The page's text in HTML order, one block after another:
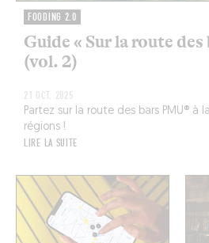
FOODING 2.0
Guide « Sur la route des
(vol. 2)
21 OCT. 2025
Partez sur la route des bars PMU® à
régions !
LIRE LA SUITE